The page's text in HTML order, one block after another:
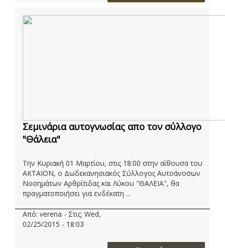
Σεμινάρια αυτογνωσίας απο τον σύλλογο
"Θάλεια"
Την Κυριακή 01 Μαρτίου, στις 18:00 στην αίθουσα του
ΑΚΤΑΙΟΝ, ο Δωδεκανησιακός Σύλλογος Αυτοάνοσων
Νοσημάτων Αρθρίτιδας και Λύκου "ΘΑΛΕΙΑ", θα
πραγματοποιήσει για ενδέκατη ...
Από: verena - Στις: Wed,
02/25/2015 - 18:03